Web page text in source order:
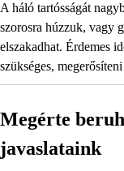
A háló tartósságát
szorosra húzzuk, vagy
elszakadhat. Érdemes
szükséges,
Megérte
javaslataink